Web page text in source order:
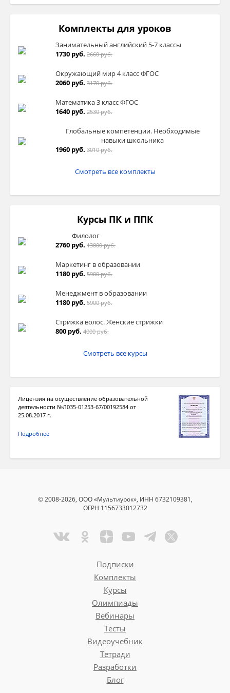
Комплекты для уроков
Занимательный английский 5-7 классы
1730 руб. 2660 руб.
Окружающий мир 4 класс ФГОС
2060 руб. 3170 руб.
Математика 3 класс ФГОС
1640 руб. 2530 руб.
Глобальные компетенции. Необходимые
навыки школьника
1960 руб. 3010 руб.
Смотреть все комплекты
Курсы ПК и ППК
Филолог
2760 руб. 13800 руб.
Маркетинг в образовании
1180 руб. 5900 руб.
Менеджмент в образовании
1180 руб. 5900 руб.
Стрижка волос. Женские стрижки
800 руб. 4000 руб.
Смотреть все курсы
Лицензия на осуществление образовательной
деятельности №Л035-01253-67/00192584 от
25.08.2017 г.
Подробнее
© 2008-2026, ООО «Мультиурок», ИНН 6732109381,
ОГРН 1156733012732
Подписки
Комплекты
Курсы
Олимпиады
Вебинары
Тесты
Видеоучебник
Тетради
Разработки
Блог